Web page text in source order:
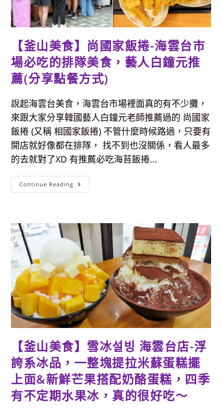
離
海
水
浴
和
海
雲
台
市
場
超
交
通
便
利
又
服
務
佳
【釜山美食】尚國家飯捲-海雲台市
場必吃的排隊美食，藝人白鐘元推
薦(分享點餐方式)
說起海雲台美食，海雲台市場裡面真的有不少攤，
來跟大家分享韓國藝人白鐘元老師推薦過的 尚國家
飯捲 (又稱 相國家飯捲) 不管什麼時候路過，只要有
開店就好像都在排隊， 找不到也沒關係，看人最多
的去就對了XD 有推薦必吃海苔飯捲...
Continue Reading 【釜
山
家
飯
捲-
海
雲
台
市
場
必
吃
的
排
隊
美
食，
藝
白
鐘
推
薦
(分
享
點
餐
【釜山美食】雪冰설빙 海雲台店-浮
誇系冰品，一整塊提拉米蘇蛋糕擺
上面&新鮮芒果搭配奶酪蛋糕，四季
有不定期水果冰，真的很好吃～